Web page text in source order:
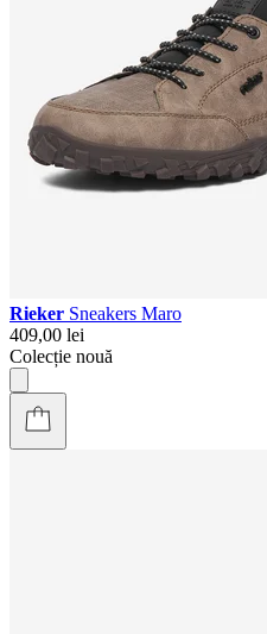
Rieker Sneakers Maro
409,00 lei
Colecție nouă